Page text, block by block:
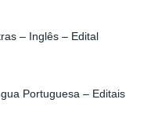
– Inglês – Edital
Portuguesa – Editais